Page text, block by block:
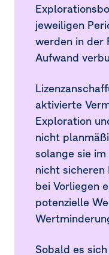
jeweiligen
werden in der
Aufwand
aktivierte
Exploration
nicht
solange sie
nicht sicheren
bei Vorliegen
potenzielle
Sobald es